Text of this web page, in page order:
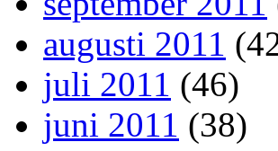
augusti 2011
juli 2011 (46)
juni 2011 (38)